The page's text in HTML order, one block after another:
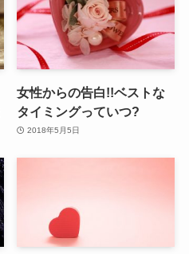
女性からの告白!!ベストな
タイミングっていつ?
2018年5月5日